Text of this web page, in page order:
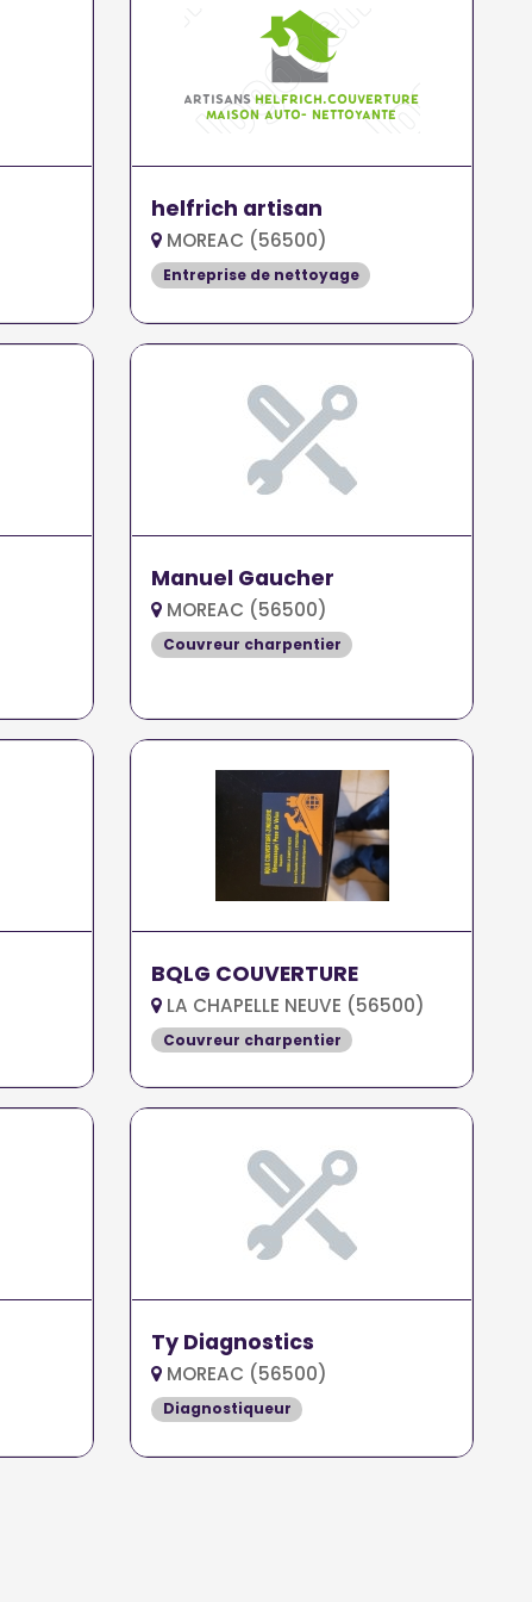
helfrich artisan
MOREAC (56500)
Entreprise de nettoyage
Manuel Gaucher
MOREAC (56500)
Couvreur charpentier
BQLG COUVERTURE
LA CHAPELLE NEUVE (56500)
Couvreur charpentier
Ty Diagnostics
MOREAC (56500)
Diagnostiqueur